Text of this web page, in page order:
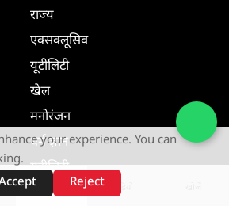
राज्य
एक्सक्लूसिव
यूटीलिटी
खेल
मनोरंजन
धर्म ज्ञान
यूटीलिटी
your experience. You can
Reject